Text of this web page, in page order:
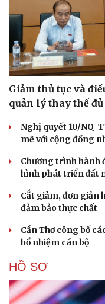
Giảm thủ tục và
quản lý thay thế
Nghị quyết 10/NQ-
mẽ với cộng đồng
Chương trình hành
hình phát triển đất
Cắt giảm, đơn giản
đảm bảo thực chất
Cần Thơ công bố
bổ nhiệm cán bộ
HỒ SƠ